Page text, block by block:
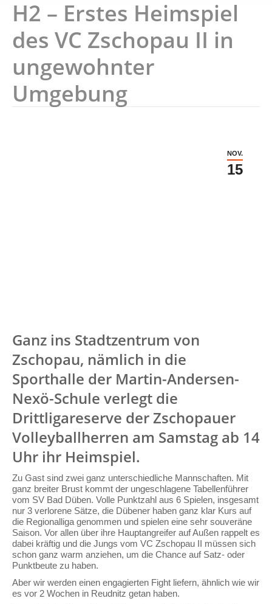
H2 – Erstes Heimspiel
des VC Zschopau II in
ungewohnter
Umgebung
NOV.
15
Ganz ins Stadtzentrum von
Zschopau, nämlich in die
Sporthalle der Martin-Andersen-
Nexö-Schule verlegt die
Drittligareserve der Zschopauer
Volleyballherren am Samstag ab 14
Uhr ihr Heimspiel.
Zu Gast sind zwei ganz unterschiedliche Mannschaften. Mit
ganz breiter Brust kommt der ungeschlagene Tabellenführer
vom SV Bad Düben. Volle Punktzahl aus 6 Spielen, insgesamt
nur 3 verlorene Sätze, die Dübener haben ganz klar Kurs auf
die Regionalliga genommen und spielen eine sehr souveräne
Saison. Vor allen über ihre Hauptangreifer auf Außen rappelt es
dabei kräftig und die Jungs vom VC Zschopau II müssen sich
schon ganz warm anziehen, um die Chance auf Satz- oder
Punktbeute zu haben.
Aber wir werden einen engagierten Fight liefern, ähnlich wie wir
es vor 2 Wochen in Reudnitz getan haben.